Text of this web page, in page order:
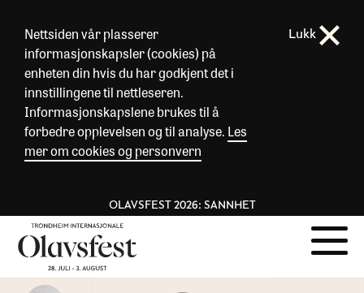
Nettsiden vår plasserer
informasjonskapsler (cookies) på
enheten din hvis du har godkjent det i
innstillingene til nettleseren.
Informasjonskapslene brukes til å
forbedre opplevelsen og til analyse. Les
mer om cookies og personvern
Lukk
OLAVSFEST 2026: SANNHET